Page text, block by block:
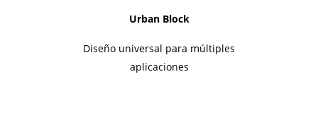
Urban Block
Diseño universal para múltiples
aplicaciones